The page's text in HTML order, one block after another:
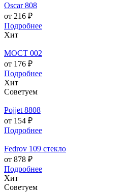
Oscar 808
от 216 ₽
Подробнее
Хит
МОСТ 002
от 176 ₽
Подробнее
Хит
Советуем
Pojjet 8808
от 154 ₽
Подробнее
Fedrov 109 стекло
от 878 ₽
Подробнее
Хит
Советуем